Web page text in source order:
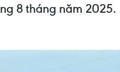
8 tháng năm 2025.